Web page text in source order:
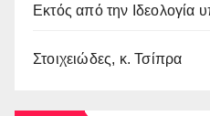
Εκτός από την Ιδεολογία
Στοιχειώδες, κ. Τσίπρα